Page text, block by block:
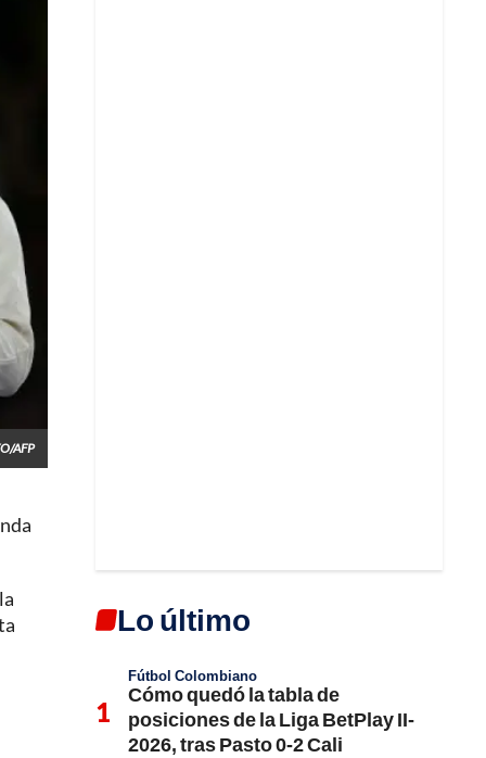
AFP
Lo último
Fútbol Colombiano
Cómo quedó la tabla de
posiciones de la Liga BetPlay II-
2026, tras Pasto 0-2 Cali